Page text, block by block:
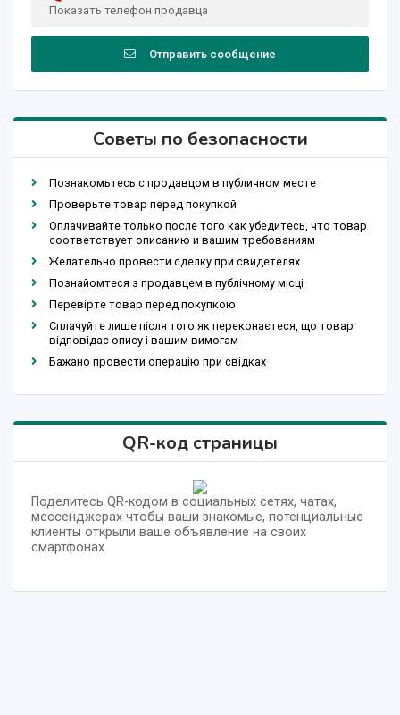
Показать телефон продавца
Отправить сообщение
Советы по безопасности
Познакомьтесь с продавцом в публичном месте
Проверьте товар перед покупкой
Оплачивайте только после того как убедитесь, что товар
соответствует описанию и вашим требованиям
Желательно провести сделку при свидетелях
Познайомтеся з продавцем в публічному місці
Перевірте товар перед покупкою
Сплачуйте лише після того як переконаєтеся, що товар
відповідає опису і вашим вимогам
Бажано провести операцію при свідках
QR-код страницы
Поделитесь QR-кодом в социальных сетях, чатах,
мессенджерах чтобы ваши знакомые, потенциальные
клиенты открыли ваше объявление на своих
смартфонах.